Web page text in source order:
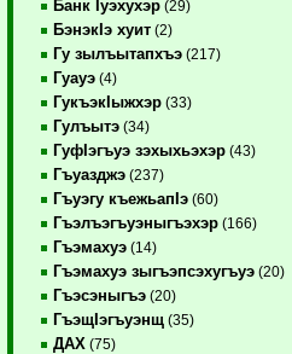
Банк Iуэхухэр (29)
БэнэкIэ хуит (2)
Гу зылъытапхъэ (217)
Гуауэ (4)
ГукъэкIыжхэр (33)
Гулъытэ (34)
ГуфIэгъуэ зэхыхьэхэр (43)
Гъуазджэ (237)
Гъуэгу къежьапIэ (60)
Гъэлъэгъуэныгъэхэр (166)
Гъэмахуэ (14)
Гъэмахуэ зыгъэпсэхугъуэ (20)
Гъэсэныгъэ (20)
ГъэщIэгъуэнщ (35)
ДАХ (75)